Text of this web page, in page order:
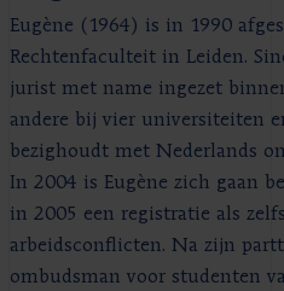
Eugène (1964) is in 1990
Rechtenfaculteit in Leiden.
jurist met name ingezet
andere bij vier universiteiten
bezighoudt met Nederlands
In 2004 is Eugène zich gaan
in 2005 een registratie als
arbeidsconflicten. Na zijn
ombudsman voor studenten